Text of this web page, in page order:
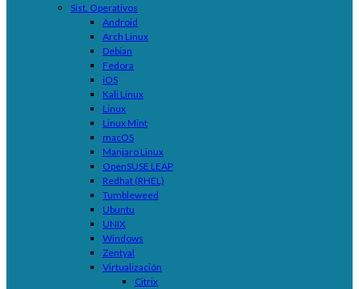
Sist. Operativos
Android
Arch Linux
Debian
Fedora
iOS
Kali Linux
Linux
Linux Mint
macOS
Manjaro Linux
OpenSUSE LEAP
Redhat (RHEL)
Tumbleweed
Ubuntu
UNIX
Windows
Zentyal
Virtualización
Citrix